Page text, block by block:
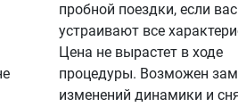
пробной поездки, если вас
устраивают все
Цена не вырастет в ходе
процедуры. Возможен
изменений динамики и